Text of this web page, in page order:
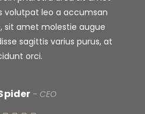
volutpat leo a accumsan
sit amet molestie augue
sagittis varius purus, at
orci.
- CEO